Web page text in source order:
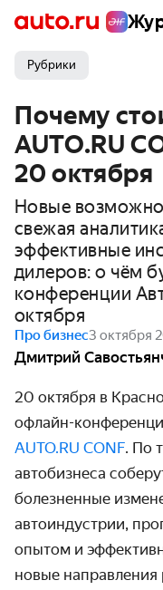
Рубрики
Почему
AUTO.RU
20 октября
Новые
свежая
эффективные
дилеров: о чём
конференции
октября
Про бизнес3 октября
Дмитрий
20 октября в
офлайн-
AUTO.RU CONF. По
автобизнеса
болезненные
автоиндустрии,
опытом и
новые направления